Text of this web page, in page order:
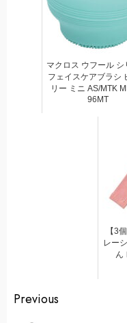
マクロス ウフール シ
フェイスケアブラシ
リー ミニ AS/MTK
96MT
【3
レー
ん
Continue
Previous